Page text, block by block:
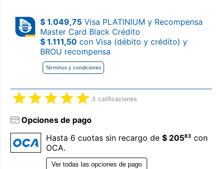
$ 1.049,75 Visa PLATINIUM y Recompensa
Master Card Black Crédito
$ 1.111,50 con Visa (débito y crédito) y
BROU recompensa
Términos y condiciones
3 calificaciones
Opciones de pago
Hasta 6 cuotas sin recargo de $ 20583 con
OCA.
Ver todas las opciones de pago